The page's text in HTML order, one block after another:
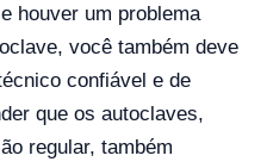
houver um problema
você também deve
confiável e de
que os autoclaves,
regular, também